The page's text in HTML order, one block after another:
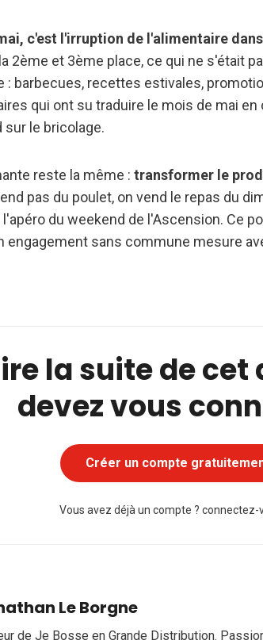
c'est l'irruption de l'alimentaire
2ème et 3ème place, ce qui ne s'était
: barbecues, recettes estivales,
qui ont su traduire le mois de mai
sur le bricolage.
reste la même : transformer le
pas du poulet, on vend le repas du
l'apéro du weekend de l'Ascension. Ce
engagement sans commune mesure
la suite de
devez vous
Créer un compte
Vous avez déjà un compte ? connectez-
Le Borgne
de Je Bosse en Grande Distribution.